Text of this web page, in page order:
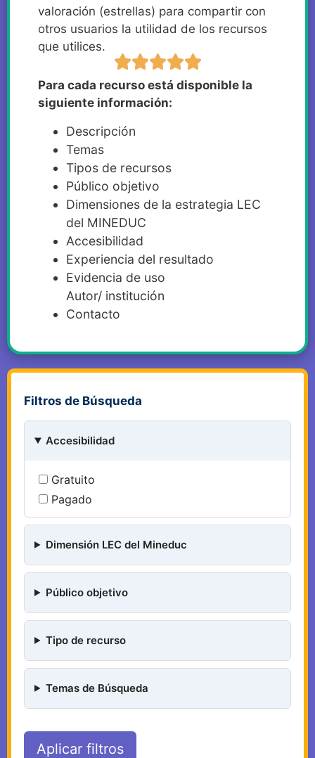
valoración (estrellas) para compartir con
otros usuarios la utilidad de los recursos
que utilices.
Para cada recurso está disponible la
siguiente información:
Descripción
Temas
Tipos de recursos
Público objetivo
Dimensiones de la estrategia LEC
del MINEDUC
Accesibilidad
Experiencia del resultado
Evidencia de uso
Autor/ institución
Contacto
Filtros de Búsqueda
Accesibilidad
Gratuito
Pagado
Dimensión LEC del Mineduc
Público objetivo
Tipo de recurso
Temas de Búsqueda
Aplicar filtros